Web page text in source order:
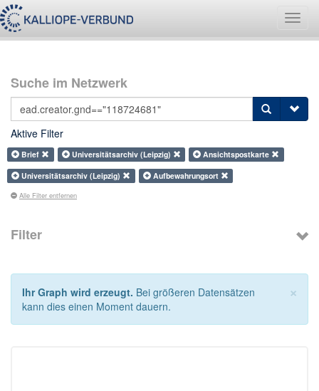
Suche im Netzwerk
Aktive Filter
Brief Universitätsarchiv (Leipzig)
Ansichtspostkarte
Universitätsarchiv (Leipzig)
Aufbewahrungsort
Alle Filter entfernen
Filter
×
Ihr Graph wird erzeugt. Bei größeren Datensätzen
kann dies einen Moment dauern.